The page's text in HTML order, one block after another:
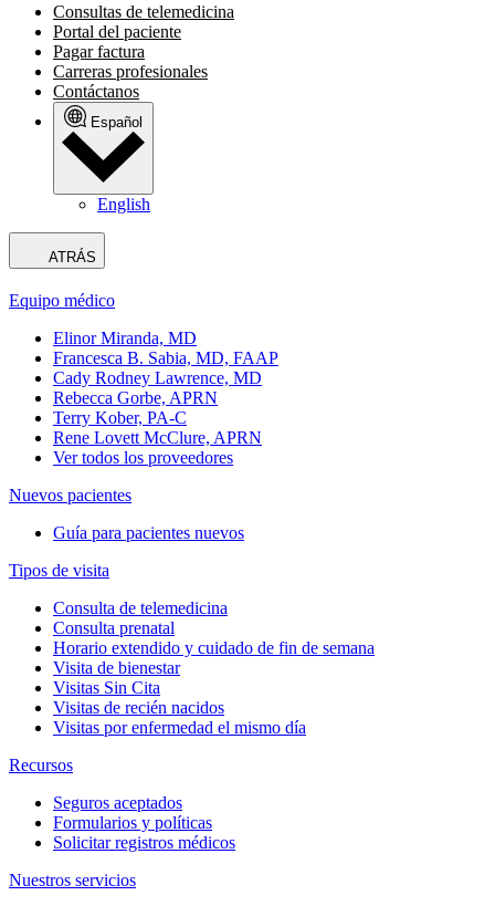
Consultas de telemedicina
Portal del paciente
Pagar factura
Carreras profesionales
Contáctanos
Español
English
ATRÁS
Equipo médico
Elinor Miranda, MD
Francesca B. Sabia, MD, FAAP
Cady Rodney Lawrence, MD
Rebecca Gorbe, APRN
Terry Kober, PA-C
Rene Lovett McClure, APRN
Ver todos los proveedores
Nuevos pacientes
Guía para pacientes nuevos
Tipos de visita
Consulta de telemedicina
Consulta prenatal
Horario extendido y cuidado de fin de semana
Visita de bienestar
Visitas Sin Cita
Visitas de recién nacidos
Visitas por enfermedad el mismo día
Recursos
Seguros aceptados
Formularios y políticas
Solicitar registros médicos
Nuestros servicios